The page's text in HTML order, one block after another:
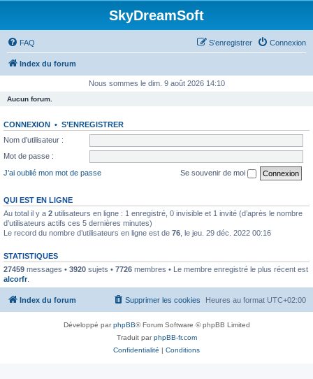
SkyDreamSoft
FAQ Connexion
S’enregistrer
Index du forum
Nous sommes le dim. 9 août 2026 14:10
Aucun forum.
CONNEXION • S’ENREGISTRER
Nom d’utilisateur :
Mot de passe :
J’ai oublié mon mot de passe
Se souvenir de moi
QUI EST EN LIGNE
Au total il y a 2 utilisateurs en ligne : 1 enregistré, 0 invisible et 1 invité (d’après le nombre
d’utilisateurs actifs ces 5 dernières minutes)
Le record du nombre d’utilisateurs en ligne est de 76 , le jeu. 29 déc. 2022 00:16
STATISTIQUES
27459 messages • 3920 sujets • 7726 membres • Le membre enregistré le plus récent est
alcorfr.
Index du forum Heures au format UTC+02:00
Supprimer les cookies
Développé parphpBB® Forum Software © phpBB Limited
Traduit parphpBB-fr.com
Confidentialité | Conditions